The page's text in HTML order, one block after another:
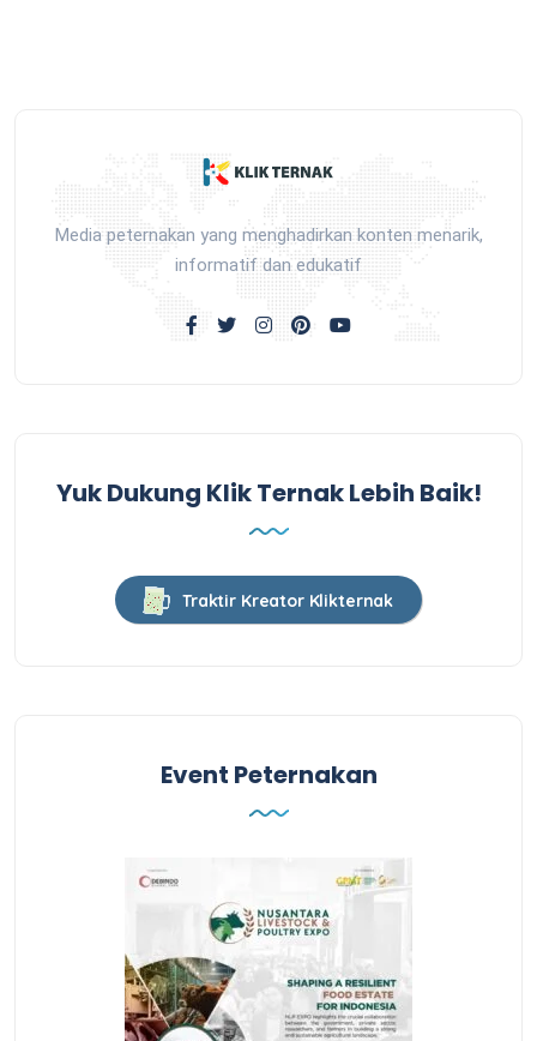
Media peternakan yang menghadirkan konten menarik,
informatif dan edukatif
Yuk Dukung Klik Ternak Lebih Baik!
Traktir Kreator Klikternak
Event Peternakan